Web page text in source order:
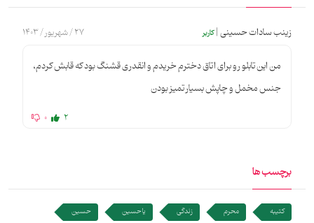
زینب سادات حسینی |کاربر 27 / شهریور / 1403
من این تابلو رو برای اتاق دخترم خریدم و انقدری قشنگ بود که قابش کردم،
جنس مخمل و چاپش بسیار تمیز بودن
2
0
برچسب ها
کتیبه محرم زندگی یا حسین
حسین